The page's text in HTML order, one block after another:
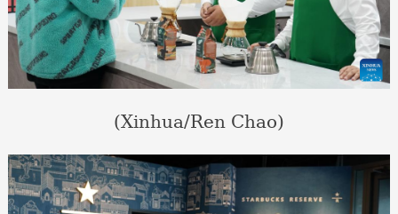
(Xinhua/Ren Chao)